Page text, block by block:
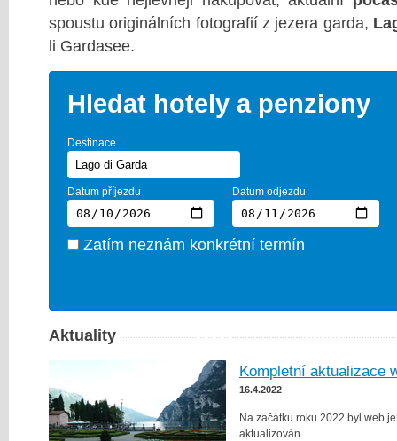
spoustu originálních fotografií z jezera garda,
li Gardasee.
Hledat hotely a penziony
Destinace
Datum příjezdu Datum odjezdu
Zatím neznám konkrétní termín
Aktuality
Kompletní aktualizace
16.4.2022
Na začátku roku 2022 byl web
aktualizován.